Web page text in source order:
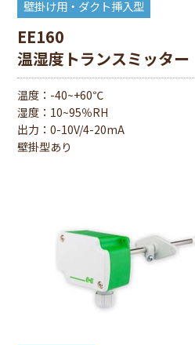
壁掛け用・ダクト挿入型
EE160
温湿度トランスミッター
温度：-40~+60℃
湿度：10~95％RH
出⼒：0-10V/4-20mA
壁掛型あり